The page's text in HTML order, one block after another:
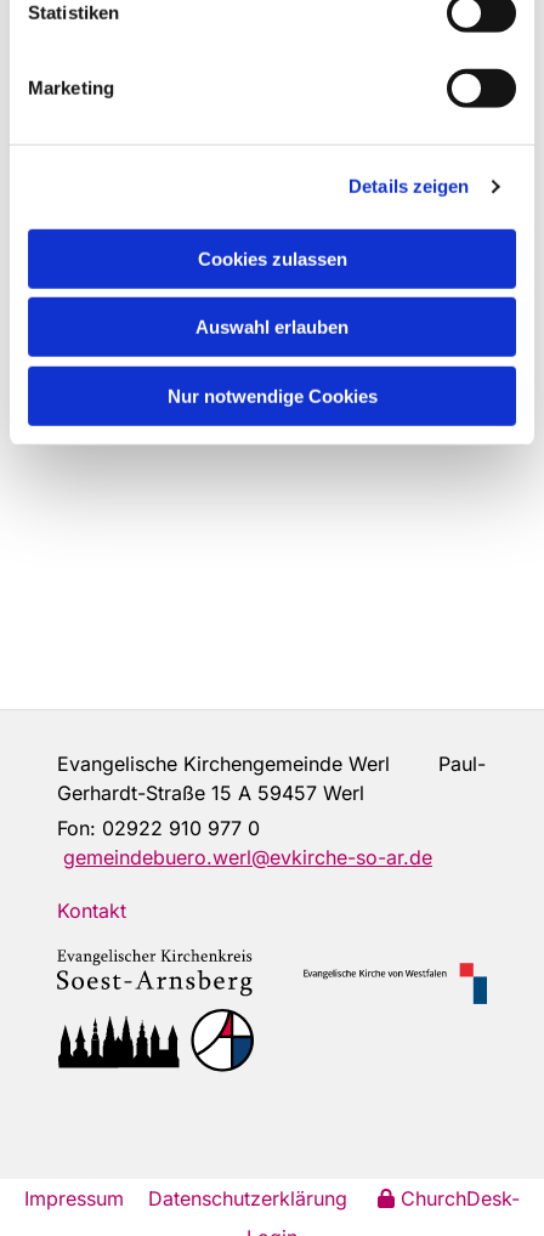
Statistiken
Marketing
Details zeigen
Cookies zulassen
Auswahl erlauben
Nur notwendige Cookies
Evangelische Kirchengemeinde Werl Paul-
Gerhardt-Straße 15 A 59457 Werl
Fon: 02922 910 977 0
gemeindebuero.werl@evkirche-so-ar.de
Kontakt
Impressum Datenschutzerklärung
ChurchDesk-